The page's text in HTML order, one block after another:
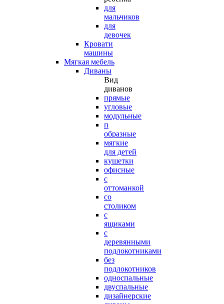
для
мальчиков
для
девочек
Кровати
машины
Мягкая мебель
Диваны
Вид
диванов
прямые
угловые
модульные
п
образные
мягкие
для детей
кушетки
офисные
с
оттоманкой
со
столиком
с
ящиками
с
деревянными
подлокотниками
без
подлокотников
односпальные
двуспальные
дизайнерские